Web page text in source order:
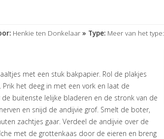
Henkie ten Donkelaar » Type: Meer van het type:
met een stuk bakpapier. Rol de plakjes
het deeg in met een vork en laat de
buitenste lelijke bladeren en de stronk van de
en snijd de andijvie grof. Smelt de boter,
zachtjes gaar. Verdeel de andijvie over de
met de grottenkaas door de eieren en breng